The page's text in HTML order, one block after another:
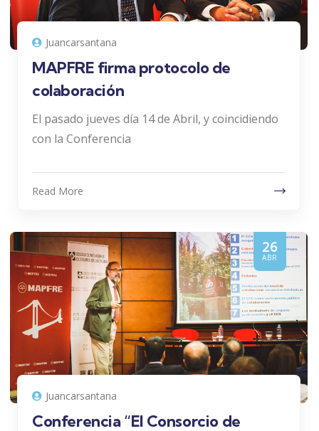
Juancarsantana
MAPFRE firma protocolo de
colaboración
El pasado jueves día 14 de Abril, y coincidiendo
con la Conferencia
Read More
26
ABR
Juancarsantana
Conferencia “El Consorcio de